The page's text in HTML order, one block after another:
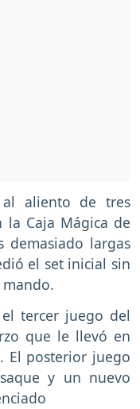
aliento de tres
la Caja Mágica de
demasiado largas
el set inicial sin
tercer juego del
que le llevó en
El posterior juego
y un nuevo